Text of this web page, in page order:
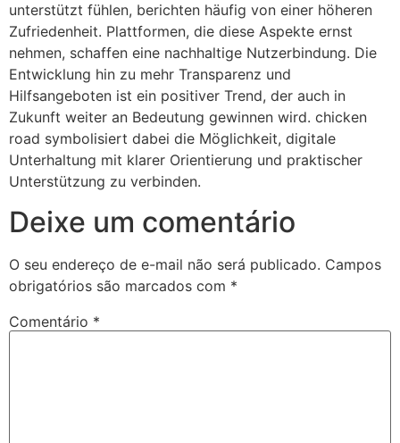
unterstützt fühlen, berichten häufig von einer höheren
Zufriedenheit. Plattformen, die diese Aspekte ernst
nehmen, schaffen eine nachhaltige Nutzerbindung. Die
Entwicklung hin zu mehr Transparenz und
Hilfsangeboten ist ein positiver Trend, der auch in
Zukunft weiter an Bedeutung gewinnen wird. chicken
road symbolisiert dabei die Möglichkeit, digitale
Unterhaltung mit klarer Orientierung und praktischer
Unterstützung zu verbinden.
Deixe um comentário
O seu endereço de e-mail não será publicado. Campos
obrigatórios são marcados com *
Comentário *